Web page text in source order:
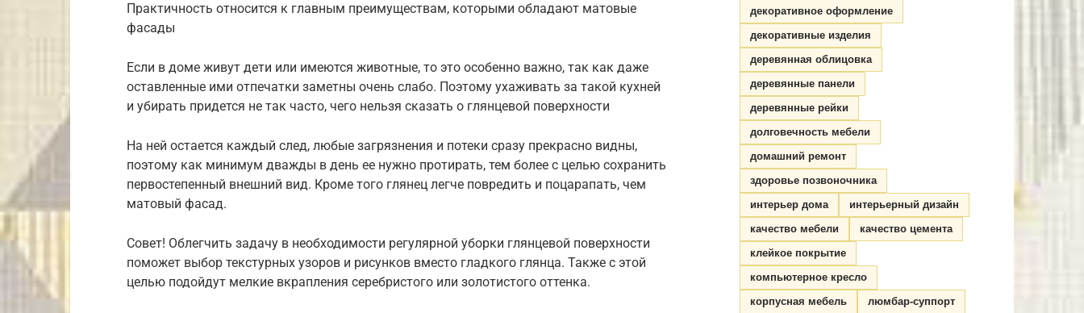
Практичность относится к главным преимуществам, которыми обладают матовые
фасады
Если в доме живут дети или имеются животные, то это особенно важно, так как даже
оставленные ими отпечатки заметны очень слабо. Поэтому ухаживать за такой кухней
и убирать придется не так часто, чего нельзя сказать о глянцевой поверхности
На ней остается каждый след, любые загрязнения и потеки сразу прекрасно видны,
поэтому как минимум дважды в день ее нужно протирать, тем более с целью сохранить
первостепенный внешний вид. Кроме того глянец легче повредить и поцарапать, чем
матовый фасад.
Совет! Облегчить задачу в необходимости регулярной уборки глянцевой поверхности
поможет выбор текстурных узоров и рисунков вместо гладкого глянца. Также с этой
целью подойдут мелкие вкрапления серебристого или золотистого оттенка.
декоративное оформление
декоративные изделия
деревянная облицовка
деревянные панели
деревянные рейки
долговечность мебели
домашний ремонт
здоровье позвоночника
интерьер дома
интерьерный дизайн
качество мебели
качество цемента
клейкое покрытие
компьютерное кресло
корпусная мебель
люмбар-суппорт